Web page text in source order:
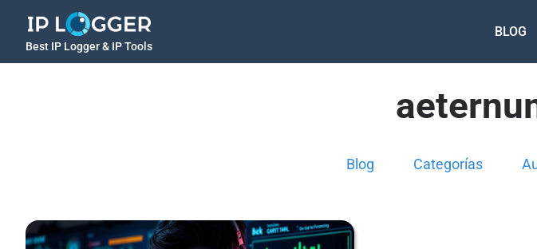
Best IP Logger & IP Tools
BLOG
Blog Categorías